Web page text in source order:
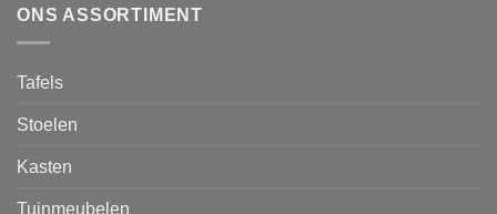
ONS ASSORTIMENT
Tafels
Stoelen
Kasten
Tuinmeubelen